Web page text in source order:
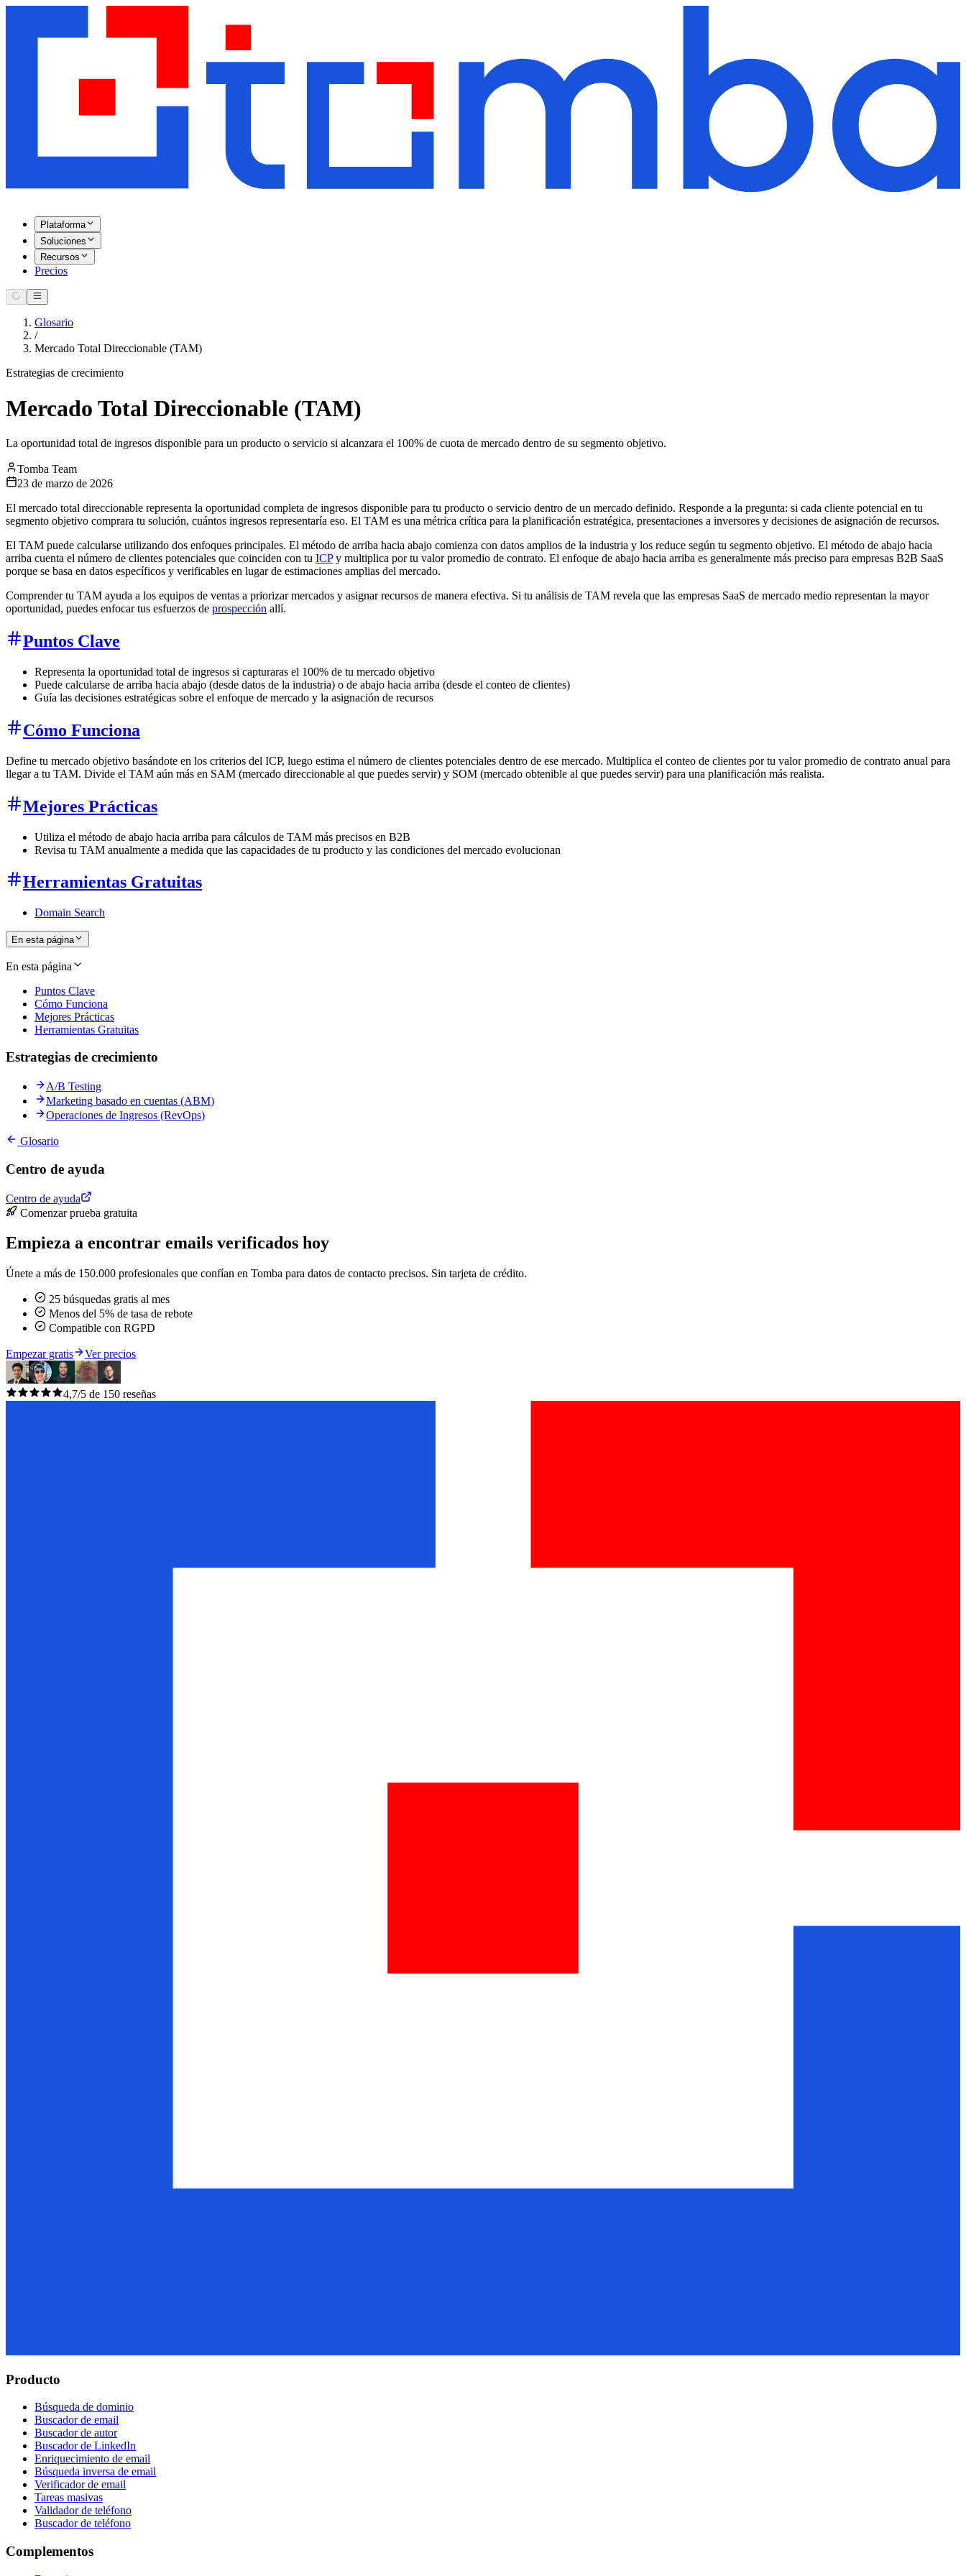
Plataforma
Soluciones
Recursos
Precios
Glosario
/
Mercado Total Direccionable (TAM)
Estrategias de crecimiento
Mercado Total Direccionable (TAM)
La oportunidad total de ingresos disponible para un producto o servicio si alcanzara el 100% de cuota de mercado dentro de su segmento objetivo.
Tomba Team
23 de marzo de 2026
El mercado total direccionable representa la oportunidad completa de ingresos disponible para tu producto o servicio dentro de un mercado definido. Responde a la pregunta: si cada cliente potencial en tu
segmento objetivo comprara tu solución, cuántos ingresos representaría eso. El TAM es una métrica crítica para la planificación estratégica, presentaciones a inversores y decisiones de asignación de recursos.
El TAM puede calcularse utilizando dos enfoques principales. El método de arriba hacia abajo comienza con datos amplios de la industria y los reduce según tu segmento objetivo. El método de abajo hacia
arriba cuenta el número de clientes potenciales que coinciden con tu ICPy multiplica por tu valor promedio de contrato. El enfoque de abajo hacia arriba es generalmente más preciso para empresas B2B SaaS
porque se basa en datos específicos y verificables en lugar de estimaciones amplias del mercado.
Comprender tu TAM ayuda a los equipos de ventas a priorizar mercados y asignar recursos de manera efectiva. Si tu análisis de TAM revela que las empresas SaaS de mercado medio representan la mayor
oportunidad, puedes enfocar tus esfuerzos de prospección allí.
Puntos Clave
Representa la oportunidad total de ingresos si capturaras el 100% de tu mercado objetivo
Puede calcularse de arriba hacia abajo (desde datos de la industria) o de abajo hacia arriba (desde el conteo de clientes)
Guía las decisiones estratégicas sobre el enfoque de mercado y la asignación de recursos
Cómo Funciona
Define tu mercado objetivo basándote en los criterios del ICP, luego estima el número de clientes potenciales dentro de ese mercado. Multiplica el conteo de clientes por tu valor promedio de contrato anual para
llegar a tu TAM. Divide el TAM aún más en SAM (mercado direccionable al que puedes servir) y SOM (mercado obtenible al que puedes servir) para una planificación más realista.
Mejores Prácticas
Utiliza el método de abajo hacia arriba para cálculos de TAM más precisos en B2B
Revisa tu TAM anualmente a medida que las capacidades de tu producto y las condiciones del mercado evolucionan
Herramientas Gratuitas
Domain Search
En esta página
En esta página
Puntos Clave
Cómo Funciona
Mejores Prácticas
Herramientas Gratuitas
Estrategias de crecimiento
A/B Testing
Marketing basado en cuentas (ABM)
Operaciones de Ingresos (RevOps)
Glosario
Centro de ayuda
Centro de ayuda
Comenzar prueba gratuita
Empieza a encontrar emails verificados hoy
Únete a más de 150.000 profesionales que confían en Tomba para datos de contacto precisos. Sin tarjeta de crédito.
25 búsquedas gratis al mes
Menos del 5% de tasa de rebote
Compatible con RGPD
Empezar gratis Ver precios
4,7/5 de 150 reseñas
Producto
Búsqueda de dominio
Buscador de email
Buscador de autor
Buscador de LinkedIn
Enriquecimiento de email
Búsqueda inversa de email
Verificador de email
Tareas masivas
Validador de teléfono
Buscador de teléfono
Complementos